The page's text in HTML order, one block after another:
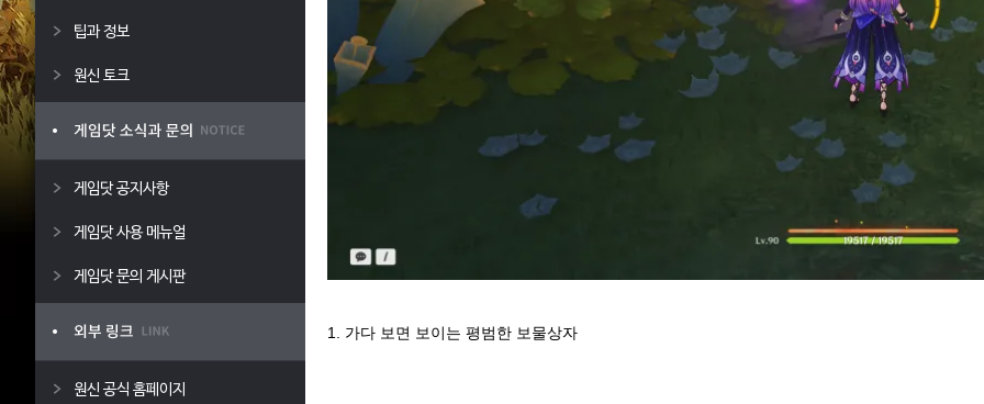
팁과 정보
원신 토크
게임닷 공지사항
게임닷 사용 메뉴얼
게임닷 문의 게시판
원신 공식 홈페이지
1. 가다 보면 보이는 평범한 보물상자